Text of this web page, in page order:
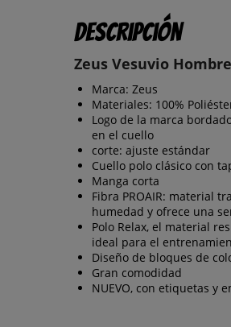
Descripción
Zeus Vesuvio
Marca: Zeus
Materiales: 100%
Logo de la marca
en el cuello
corte: ajuste estándar
Cuello polo clásico con
Manga corta
Fibra PROAIR: material
humedad y ofrece una
Polo Relax, el material
ideal para el
Diseño de bloques de
Gran comodidad
NUEVO, con etiquetas y